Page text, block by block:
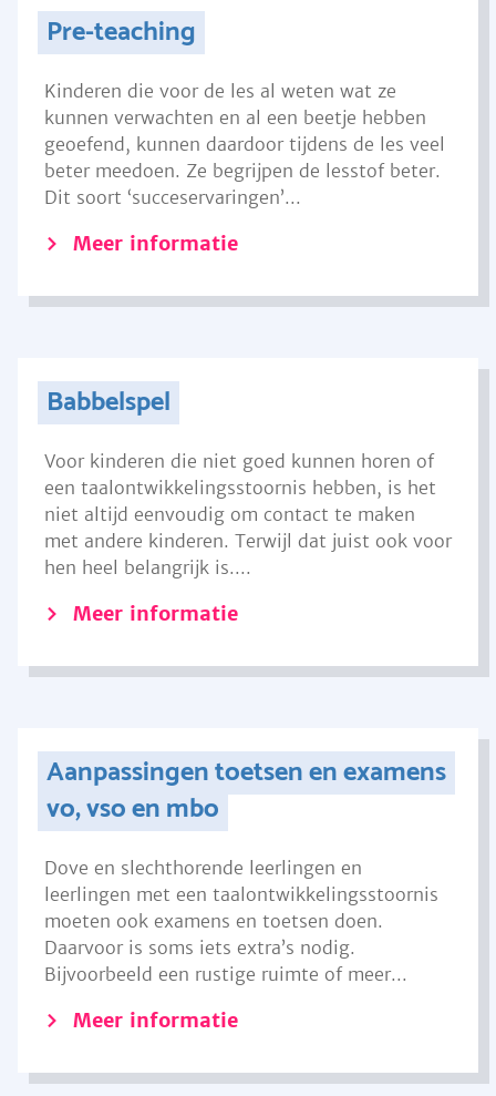
Pre-teaching
Kinderen die voor de les al weten wat ze
kunnen verwachten en al een beetje hebben
geoefend, kunnen daardoor tijdens de les veel
beter meedoen. Ze begrijpen de lesstof beter.
Dit soort ‘succeservaringen’...
Meer informatie
Babbelspel
Voor kinderen die niet goed kunnen horen of
een taalontwikkelingsstoornis hebben, is het
niet altijd eenvoudig om contact te maken
met andere kinderen. Terwijl dat juist ook voor
hen heel belangrijk is....
Meer informatie
Aanpassingen toetsen en examens
vo, vso en mbo
Dove en slechthorende leerlingen en
leerlingen met een taalontwikkelingsstoornis
moeten ook examens en toetsen doen.
Daarvoor is soms iets extra’s nodig.
Bijvoorbeeld een rustige ruimte of meer...
Meer informatie